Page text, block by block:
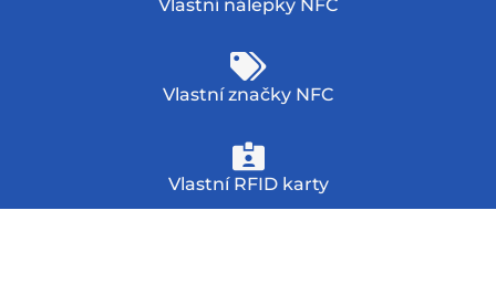
Vlastní nálepky NFC
Vlastní značky NFC
Vlastní RFID karty